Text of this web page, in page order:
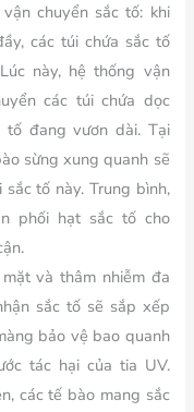
chuyển sắc tố: khi
các túi chứa sắc tố
này, hệ thống vận
các túi chứa dọc
tố đang vươn dài. Tại
sừng xung quanh sẽ
tố này. Trung bình,
phối hạt sắc tố cho
và thâm nhiễm đa
sắc tố sẽ sắp xếp
bảo vệ bao quanh
tác hại của tia UV.
các tế bào mang sắc